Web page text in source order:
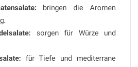
bringen die Aromen
sorgen für Würze und
für Tiefe und mediterrane